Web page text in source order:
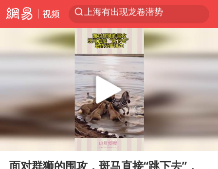
视频
上海有出现龙卷潜势
跨界融合拉长夏日经济消费链条
南京发布暴雨黄色预警
上海：5号线16号线浦江线全线停运
白海豚逼近浙闽沿海
王艺迪2-4不敌张本美和止步4强
刘畊宏加盟《披荆斩棘》
白海豚5次眼壁置换
Play
00:00 00:09
面对群狮的围攻，斑马直接“跳下去”，